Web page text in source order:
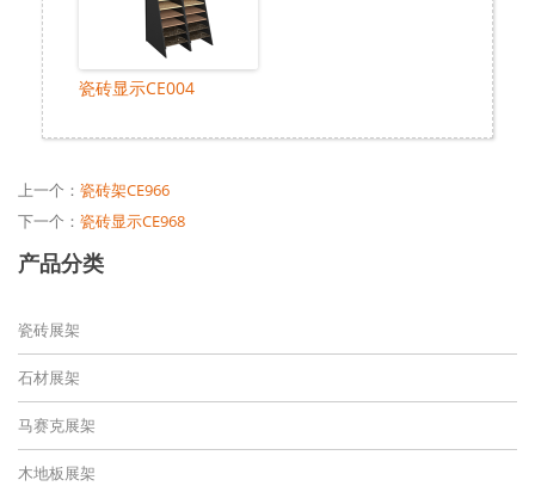
瓷砖显示CE004
上一个： 瓷砖架CE966
下一个： 瓷砖显示CE968
产品分类
瓷砖展架
石材展架
马赛克展架
木地板展架